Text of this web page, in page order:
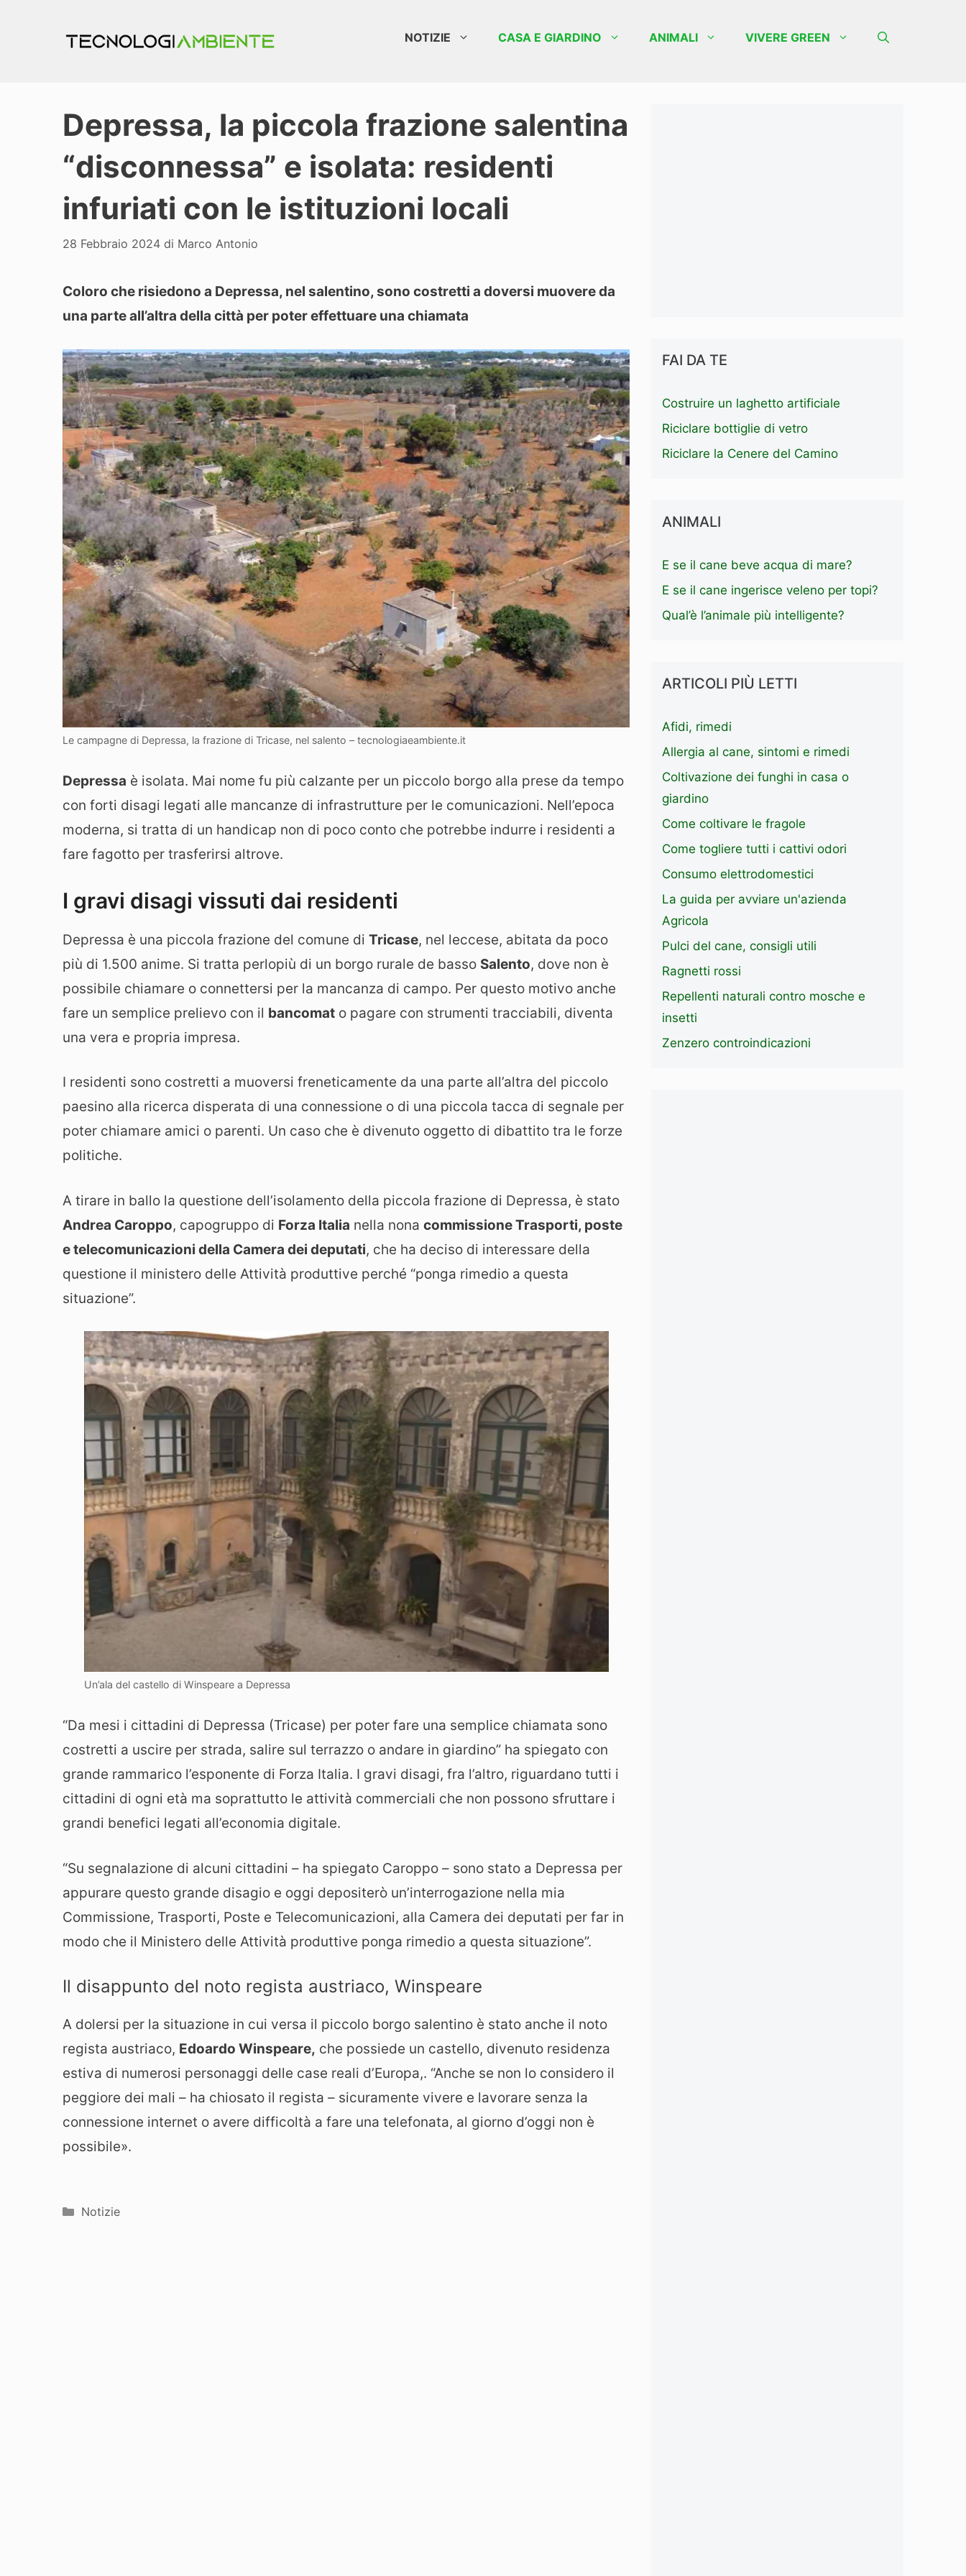
NOTIZIE CASA E GIARDINO ANIMALI VIVERE GREEN
Depressa, la piccola frazione salentina
“disconnessa” e isolata: residenti
infuriati con le istituzioni locali
28 Febbraio 2024 di Marco Antonio
Coloro che risiedono a Depressa, nel salentino, sono costretti a doversi muovere da
una parte all’altra della città per poter effettuare una chiamata
Le campagne di Depressa, la frazione di Tricase, nel salento – tecnologiaeambiente.it
Depressa è isolata. Mai nome fu più calzante per un piccolo borgo alla prese da tempo
con forti disagi legati alle mancanze di infrastrutture per le comunicazioni. Nell’epoca
moderna, si tratta di un handicap non di poco conto che potrebbe indurre i residenti a
fare fagotto per trasferirsi altrove.
I gravi disagi vissuti dai residenti
Depressa è una piccola frazione del comune di Tricase, nel leccese, abitata da poco
più di 1.500 anime. Si tratta perlopiù di un borgo rurale de basso Salento, dove non è
possibile chiamare o connettersi per la mancanza di campo. Per questo motivo anche
fare un semplice prelievo con il bancomat o pagare con strumenti tracciabili, diventa
una vera e propria impresa.
I residenti sono costretti a muoversi freneticamente da una parte all’altra del piccolo
paesino alla ricerca disperata di una connessione o di una piccola tacca di segnale per
poter chiamare amici o parenti. Un caso che è divenuto oggetto di dibattito tra le forze
politiche.
A tirare in ballo la questione dell’isolamento della piccola frazione di Depressa, è stato
Andrea Caroppo, capogruppo di Forza Italia nella nona commissione Trasporti, poste
e telecomunicazioni della Camera dei deputati, che ha deciso di interessare della
questione il ministero delle Attività produttive perché “ponga rimedio a questa
situazione”.
Un’ala del castello di Winspeare a Depressa
“Da mesi i cittadini di Depressa (Tricase) per poter fare una semplice chiamata sono
costretti a uscire per strada, salire sul terrazzo o andare in giardino” ha spiegato con
grande rammarico l’esponente di Forza Italia. I gravi disagi, fra l’altro, riguardano tutti i
cittadini di ogni età ma soprattutto le attività commerciali che non possono sfruttare i
grandi benefici legati all’economia digitale.
“Su segnalazione di alcuni cittadini – ha spiegato Caroppo – sono stato a Depressa per
appurare questo grande disagio e oggi depositerò un’interrogazione nella mia
Commissione, Trasporti, Poste e Telecomunicazioni, alla Camera dei deputati per far in
modo che il Ministero delle Attività produttive ponga rimedio a questa situazione”.
Il disappunto del noto regista austriaco, Winspeare
A dolersi per la situazione in cui versa il piccolo borgo salentino è stato anche il noto
regista austriaco, Edoardo Winspeare, che possiede un castello, divenuto residenza
estiva di numerosi personaggi delle case reali d’Europa,. “Anche se non lo considero il
peggiore dei mali – ha chiosato il regista – sicuramente vivere e lavorare senza la
connessione internet o avere difficoltà a fare una telefonata, al giorno d’oggi non è
possibile».
Categorie
Notizie
FAI DA TE
Costruire un laghetto artificiale
Riciclare bottiglie di vetro
Riciclare la Cenere del Camino
ANIMALI
E se il cane beve acqua di mare?
E se il cane ingerisce veleno per topi?
Qual’è l’animale più intelligente?
ARTICOLI PIÙ LETTI
Afidi, rimedi
Allergia al cane, sintomi e rimedi
Coltivazione dei funghi in casa o
giardino
Come coltivare le fragole
Come togliere tutti i cattivi odori
Consumo elettrodomestici
La guida per avviare un'azienda
Agricola
Pulci del cane, consigli utili
Ragnetti rossi
Repellenti naturali contro mosche e
insetti
Zenzero controindicazioni